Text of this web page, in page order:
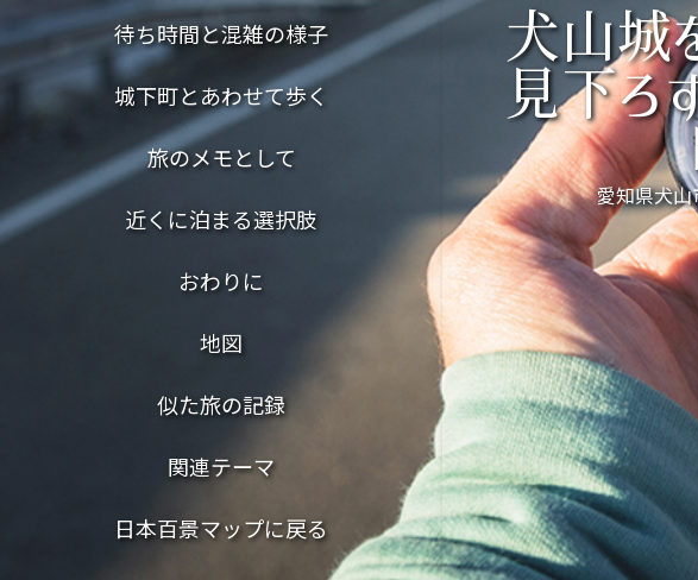
待ち時間と混雑の様子
城下町とあわせて歩く
旅のメモとして
近くに泊まる選択肢
おわりに
地図
似た旅の記録
関連テーマ
日本百景マップに戻る
犬山城
見下ろ
愛知県犬